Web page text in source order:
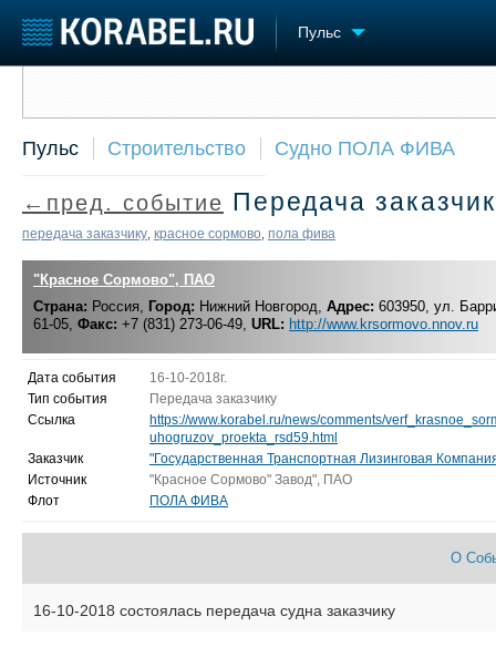
Пульс
Судостроение
Пульс
Компании
Репутация
Крюинг
Журнал
Реклама
Торговая площадка
Доска объявлений
Оборудование
Изделия
Услуги
Словарь
Пульс Строительство Судно ПОЛА ФИВА
←пред. событие Передача
передача заказчику красное сормово пола фива
"Красное Сормово", ПАО
Страна: Россия, Город: Нижний Новгород, Адрес: 603950, ул.
61-05, Факс: +7 (831) 273-06-49, URL: http://www.krsormovo.nnov.ru
Дата события
16-10-2018г.
Тип события
Передача заказчику
Ссылка
https://www.korabel.ru/news/comments/
uhogruzov_proekta_rsd59.html
Заказчик
"Государственная Транспортная Лизинговая
Источник
"Красное Сормово" Завод", ПАО
Флот
ПОЛА ФИВА
О
16-10-2018 состоялась передача судна заказчику